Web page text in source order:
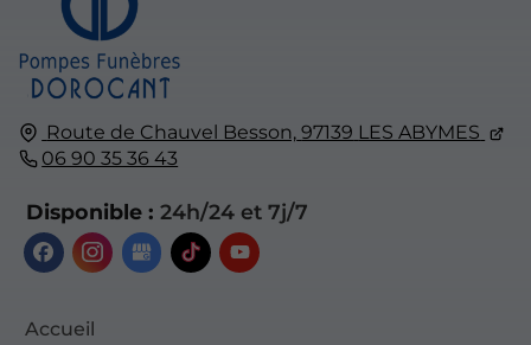
Route de Chauvel Besson, 97139 LES ABYMES
06 90 35 36 43
Disponible : 24h/24 et 7j/7
Accueil